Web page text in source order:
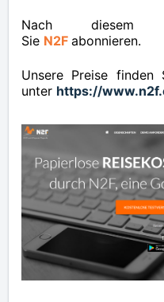
Nach diesem
Sie N2F abonnieren.
Unsere Preise finden
unter https://